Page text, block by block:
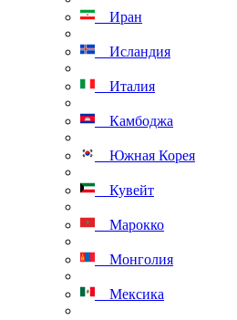
Иран
Исландия
Италия
Камбоджа
Южная Корея
Кувейт
Марокко
Монголия
Мексика